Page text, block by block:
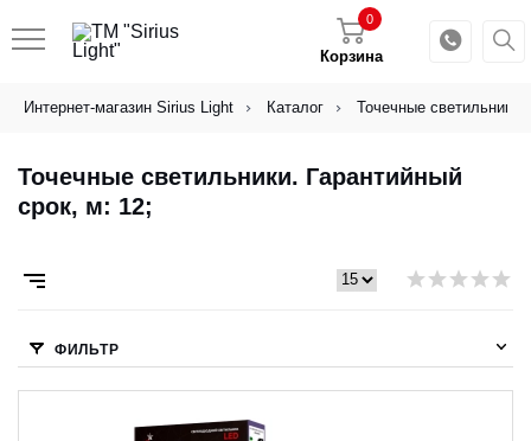
Корзина
0
Интернет-магазин Sirius Light Каталог Точечные светильники
Точечные светильники. Гарантийный
срок, м: 12;
ФИЛЬТР